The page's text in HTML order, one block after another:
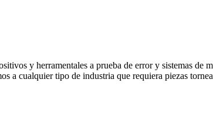
y herramentales a prueba de error y sistemas de
a cualquier tipo de industria que requiera piezas